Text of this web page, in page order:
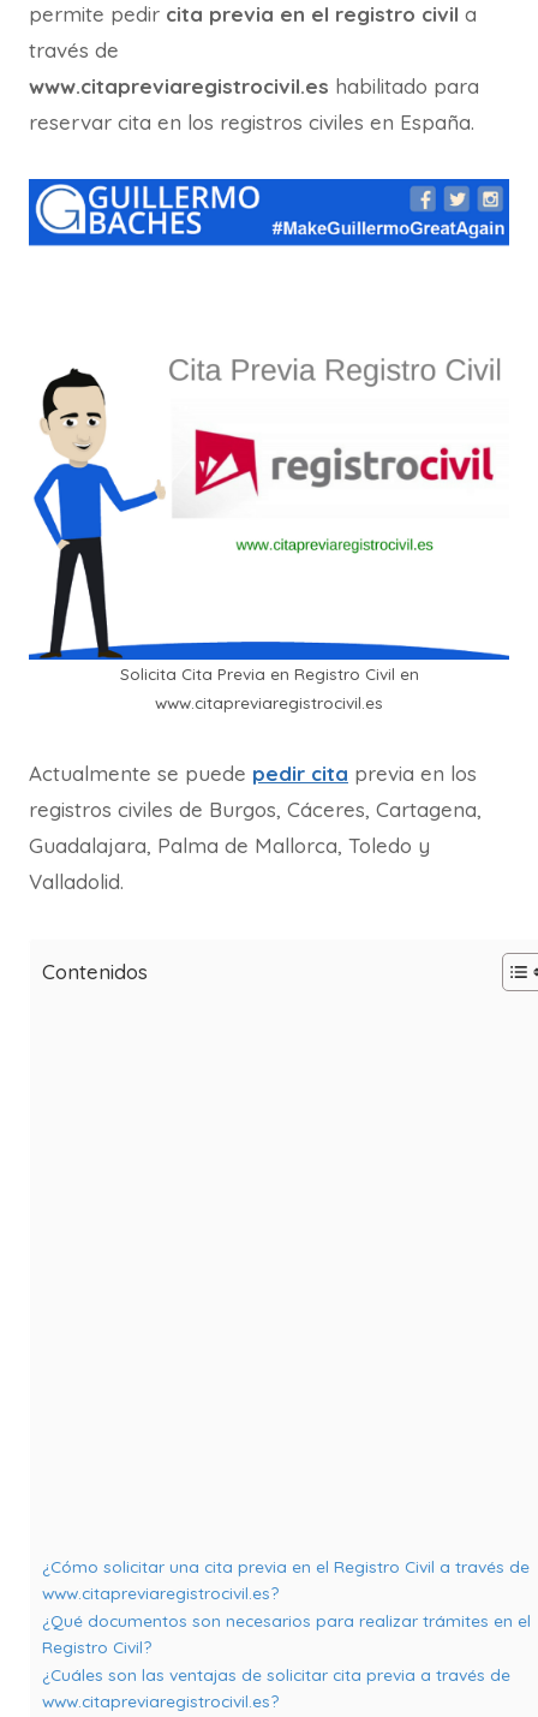
permite pedir cita previa en el registro civil a
través de
www.citapreviaregistrocivil.es habilitado para
reservar cita en los registros civiles en España.
Solicita Cita Previa en Registro Civil en
www.citapreviaregistrocivil.es
Actualmente se puede pedir cita previa en los
registros civiles de Burgos, Cáceres, Cartagena,
Guadalajara, Palma de Mallorca, Toledo y
Valladolid.
Contenidos
¿Cómo solicitar una cita previa en el Registro Civil a través de
www.citapreviaregistrocivil.es?
¿Qué documentos son necesarios para realizar trámites en el
Registro Civil?
¿Cuáles son las ventajas de solicitar cita previa a través de
www.citapreviaregistrocivil.es?